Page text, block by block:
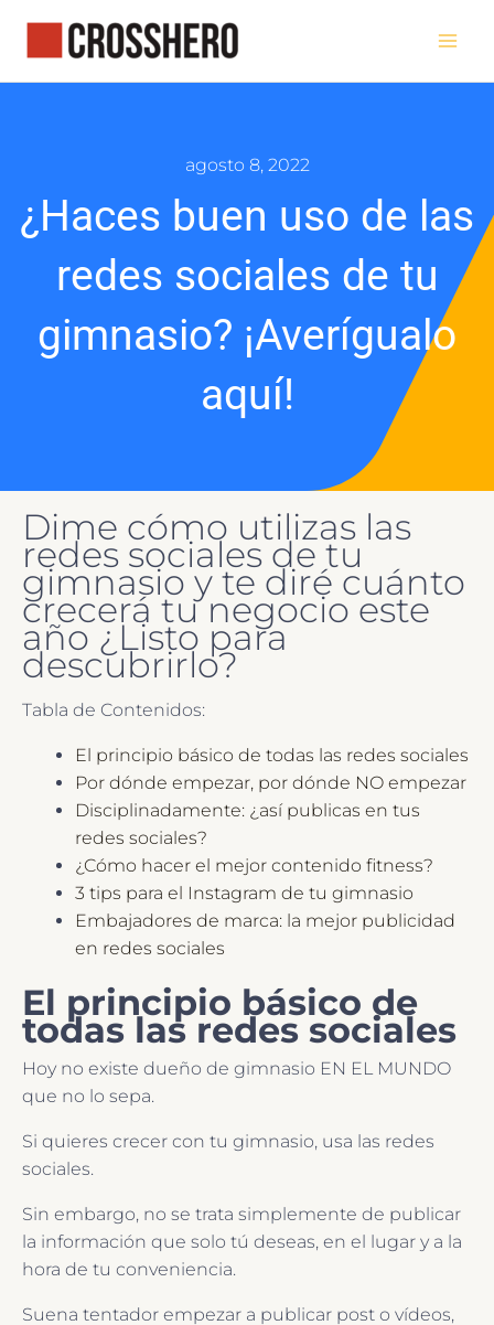
contenido
agosto 8, 2022
¿Haces buen uso de las
redes sociales de tu
gimnasio? ¡Averígualo
aquí!
Dime cómo utilizas las
redes sociales de tu
gimnasio y te diré cuánto
crecerá tu negocio este
año ¿Listo para
descubrirlo?
Tabla de Contenidos:
El principio básico de todas las redes sociales
Por dónde empezar, por dónde NO empezar
Disciplinadamente: ¿así publicas en tus
redes sociales?
¿Cómo hacer el mejor contenido fitness?
3 tips para el Instagram de tu gimnasio
Embajadores de marca: la mejor publicidad
en redes sociales
El principio básico de
todas las redes sociales
Hoy no existe dueño de gimnasio EN EL MUNDO
que no lo sepa.
Si quieres crecer con tu gimnasio, usa las redes
sociales.
Sin embargo, no se trata simplemente de publicar
la información que solo tú deseas, en el lugar y a la
hora de tu conveniencia.
Suena tentador empezar a publicar post o vídeos,